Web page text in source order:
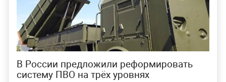
В России предложили реформировать
систему ПВО на трёх уровнях